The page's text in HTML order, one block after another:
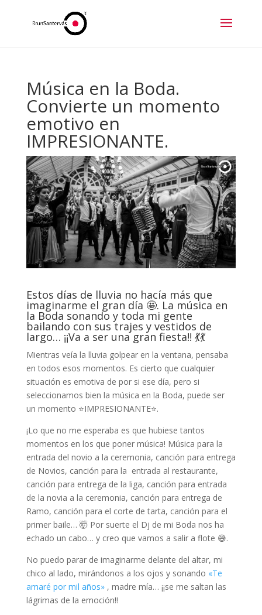
Música en la Boda.
Convierte un momento
emotivo en
IMPRESIONANTE.
Estos días de lluvia no hacía más que
imaginarme el gran día 🤩. La música en
la Boda sonando y toda mi gente
bailando con sus trajes y vestidos de
largo… ¡¡Va a ser una gran fiesta!! 💃💃
Mientras veía la lluvia golpear en la ventana, pensaba
en todos esos momentos. Es cierto que cualquier
situación es emotiva de por si ese día, pero si
seleccionamos bien la música en la Boda, puede ser
un momento ⭐IMPRESIONANTE⭐.
¡Lo que no me esperaba es que hubiese tantos
momentos en los que poner música! Música para la
entrada del novio a la ceremonia, canción para entrega
de Novios, canción para la entrada al restaurante,
canción para entrega de la liga, canción para entrada
de la novia a la ceremonia, canción para entrega de
Ramo, canción para el corte de tarta, canción para el
primer baile… 🤯 Por suerte el Dj de mi Boda nos ha
echado un cabo… y creo que vamos a salir a flote 😅.
No puedo parar de imaginarme delante del altar, mi
chico al lado, mirándonos a los ojos y sonando «Te
amaré por mil años», madre mía… ¡¡se me saltan las
lágrimas de la emoción!!